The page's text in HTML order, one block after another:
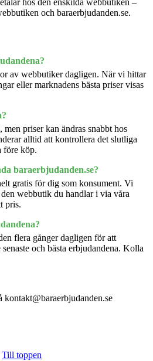
hos den enskilda webbutiken –
och baraerbjudanden.se.
av webbutiker dagligen. När vi hittar
eller marknadens bästa priser visas
priser kan ändras snabbt hos
alltid att kontrollera det slutliga
före köp.
baraerbjudanden.se?
gratis för dig som konsument. Vi
webbutik du handlar i via våra
pris.
flera gånger dagligen för att
och bästa erbjudandena. Kolla
Till toppen